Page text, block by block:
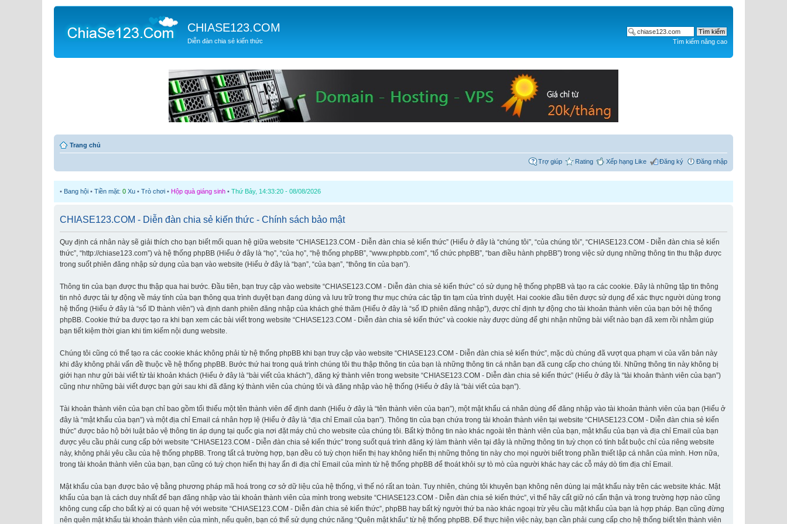
CHIASE123.COM
Diễn đàn chia sẻ kiến thức Tìm kiếm nâng cao
Trang chủ
Trợ giúp Rating Xếp hạng Like Đăng ký Đăng nhập
• Bang hội • Tiền mặt: 0 Xu • Trò chơi • Hộp quà giáng sinh • Thứ Bảy, 14:33:20 - 08/08/2026
CHIASE123.COM - Diễn đàn chia sẻ kiến thức - Chính sách bảo mật
Quy định cá nhân này sẽ giải thích cho bạn biết mối quan hệ giữa website “CHIASE123.COM - Diễn đàn chia sẻ kiến thức” (Hiểu ở đây là “chúng tôi”, “của chúng tôi”, “CHIASE123.COM - Diễn đàn chia sẻ kiến
thức”, “http://chiase123.com”) và hệ thống phpBB (Hiểu ở đây là “họ”, “của họ”, “hệ thống phpBB”, “www.phpbb.com”, “tổ chức phpBB”, “ban điều hành phpBB”) trong việc sử dụng những thông tin thu thập được
trong suốt phiên đăng nhập sử dụng của bạn vào website (Hiểu ở đây là “bạn”, “của bạn”, “thông tin của bạn”).
Thông tin của bạn được thu thập qua hai bước. Đầu tiên, bạn truy cập vào website “CHIASE123.COM - Diễn đàn chia sẻ kiến thức” có sử dụng hệ thống phpBB và tạo ra các cookie. Đây là những tập tin thông
tin nhỏ được tải tự động về máy tính của bạn thông qua trình duyệt bạn đang dùng và lưu trữ trong thư mục chứa các tập tin tạm của trình duyệt. Hai cookie đầu tiên được sử dụng để xác thực người dùng trong
hệ thống (Hiểu ở đây là “số ID thành viên”) và định danh phiên đăng nhập của khách ghé thăm (Hiểu ở đây là “số ID phiên đăng nhập”), được chỉ định tự động cho tài khoản thành viên của bạn bởi hệ thống
phpBB. Cookie thứ ba được tạo ra khi bạn xem các bài viết trong website “CHIASE123.COM - Diễn đàn chia sẻ kiến thức” và cookie này được dùng để ghi nhận những bài viết nào bạn đã xem rồi nhằm giúp
bạn tiết kiệm thời gian khi tìm kiếm nội dung website.
Chúng tôi cũng có thể tạo ra các cookie khác không phải từ hệ thống phpBB khi bạn truy cập vào website “CHIASE123.COM - Diễn đàn chia sẻ kiến thức”, mặc dù chúng đã vượt qua phạm vi của văn bản này
khi đây không phải vấn đề thuộc về hệ thống phpBB. Bước thứ hai trong quá trình chúng tôi thu thập thông tin của bạn là những thông tin cá nhân bạn đã cung cấp cho chúng tôi. Những thông tin này không bị
giới hạn như gửi bài viết từ tài khoản khách (Hiểu ở đây là “bài viết của khách”), đăng ký thành viên trong website “CHIASE123.COM - Diễn đàn chia sẻ kiến thức” (Hiểu ở đây là “tài khoản thành viên của bạn”)
cũng như những bài viết được bạn gửi sau khi đã đăng ký thành viên của chúng tôi và đăng nhập vào hệ thống (Hiểu ở đây là “bài viết của bạn”).
Tài khoản thành viên của bạn chỉ bao gồm tối thiểu một tên thành viên để định danh (Hiểu ở đây là “tên thành viên của bạn”), một mật khẩu cá nhân dùng để đăng nhập vào tài khoản thành viên của bạn (Hiểu ở
đây là “mật khẩu của bạn”) và một địa chỉ Email cá nhân hợp lệ (Hiểu ở đây là “địa chỉ Email của bạn”). Thông tin của bạn chứa trong tài khoản thành viên tại website “CHIASE123.COM - Diễn đàn chia sẻ kiến
thức” được bảo hộ bởi luật bảo vệ thông tin áp dụng tại quốc gia nơi đặt máy chủ cho website của chúng tôi. Bất kỳ thông tin nào khác ngoài tên thành viên của bạn, mật khẩu của bạn và địa chỉ Email của bạn
được yêu cầu phải cung cấp bởi website “CHIASE123.COM - Diễn đàn chia sẻ kiến thức” trong suốt quá trình đăng ký làm thành viên tại đây là những thông tin tuỳ chọn có tính bắt buộc chỉ của riêng website
này, không phải yêu cầu của hệ thống phpBB. Trong tất cả trường hợp, bạn đều có tuỳ chọn hiển thị hay không hiển thị những thông tin này cho mọi người biết trong phần thiết lập cá nhân của mình. Hơn nữa,
trong tài khoản thành viên của bạn, bạn cũng có tuỳ chọn hiển thị hay ẩn đi địa chỉ Email của mình từ hệ thống phpBB để thoát khỏi sự tò mò của người khác hay các cỗ máy dò tìm địa chỉ Email.
Mật khẩu của bạn được bảo vệ bằng phương pháp mã hoá trong cơ sở dữ liệu của hệ thống, vì thế nó rất an toàn. Tuy nhiên, chúng tôi khuyên bạn không nên dùng lại mật khẩu này trên các website khác. Mật
khẩu của bạn là cách duy nhất để bạn đăng nhập vào tài khoản thành viên của mình trong website “CHIASE123.COM - Diễn đàn chia sẻ kiến thức”, vì thế hãy cất giữ nó cẩn thận và trong trường hợp nào cũng
không cung cấp cho bất kỳ ai có quan hệ với website “CHIASE123.COM - Diễn đàn chia sẻ kiến thức”, phpBB hay bất kỳ người thứ ba nào khác ngoại trừ yêu cầu mật khẩu của bạn là hợp pháp. Bạn cũng đừng
nên quên mật khẩu tài khoản thành viên của mình, nếu quên, bạn có thể sử dụng chức năng “Quên mật khẩu” từ hệ thống phpBB. Để thực hiện việc này, bạn cần phải cung cấp cho hệ thống biết tên thành viên